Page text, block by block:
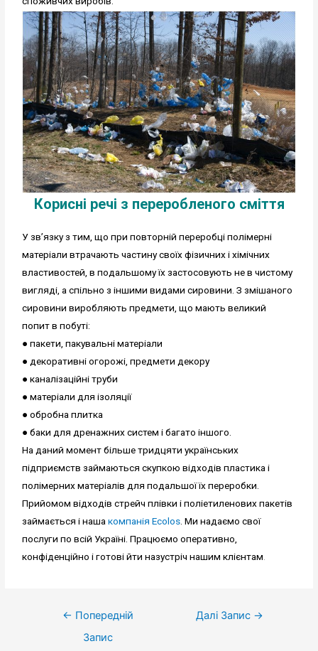
Корисні речі з переробленого сміття
У зв’язку з тим, що при повторній переробці полімерні
матеріали втрачають частину своїх фізичних і хімічних
властивостей, в подальшому їх застосовують не в чистому
вигляді, а спільно з іншими видами сировини. З змішаного
сировини виробляють предмети, що мають великий
попит в побуті:
● пакети, пакувальні матеріали
● декоративні огорожі, предмети декору
● каналізаційні труби
● матеріали для ізоляції
● обробна плитка
● баки для дренажних систем і багато іншого.
На даний момент більше тридцяти українських
підприємств займаються скупкою відходів пластика і
полімерних матеріалів для подальшої їх переробки.
Прийомом відходів стрейч плівки і поліетиленових пакетів
займається і нашакомпанія Ecolos. Ми надаємо свої
послуги по всій Україні. Працюємо оперативно,
конфіденційно і готові йти назустріч нашим клієнтам.
← Попередній
Запис
Далі Запис →